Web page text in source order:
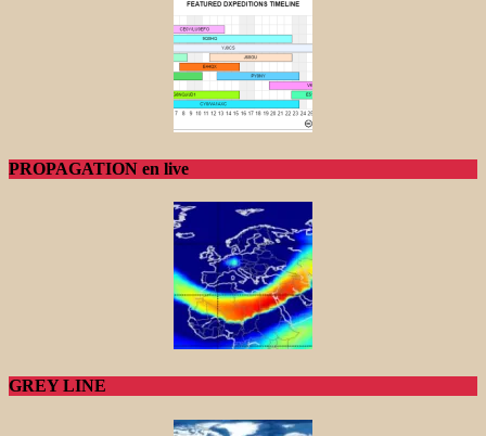
PROPAGATION en live
GREY LINE